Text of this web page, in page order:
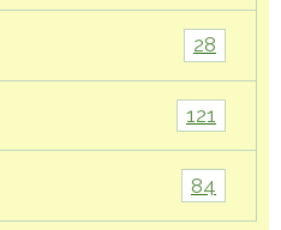
28
121
84